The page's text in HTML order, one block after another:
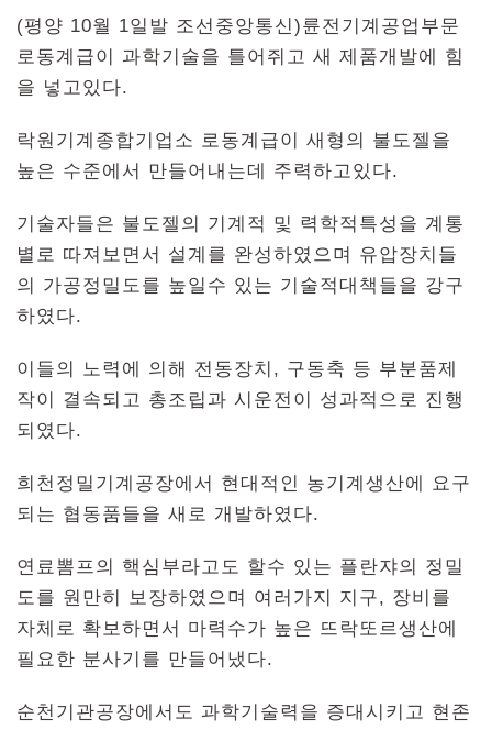
(평양 10월 1일발 조선중앙통신)륜전기계공업부문
로동계급이 과학기술을 틀어쥐고 새 제품개발에 힘
을 넣고있다.
락원기계종합기업소 로동계급이 새형의 불도젤을
높은 수준에서 만들어내는데 주력하고있다.
기술자들은 불도젤의 기계적 및 력학적특성을 계통
별로 따져보면서 설계를 완성하였으며 유압장치들
의 가공정밀도를 높일수 있는 기술적대책들을 강구
하였다.
이들의 노력에 의해 전동장치, 구동축 등 부분품제
작이 결속되고 총조립과 시운전이 성과적으로 진행
되였다.
희천정밀기계공장에서 현대적인 농기계생산에 요구
되는 협동품들을 새로 개발하였다.
연료뽐프의 핵심부라고도 할수 있는 플란쟈의 정밀
도를 원만히 보장하였으며 여러가지 지구, 장비를
자체로 확보하면서 마력수가 높은 뜨락또르생산에
필요한 분사기를 만들어냈다.
순천기관공장에서도 과학기술력을 증대시키고 현존